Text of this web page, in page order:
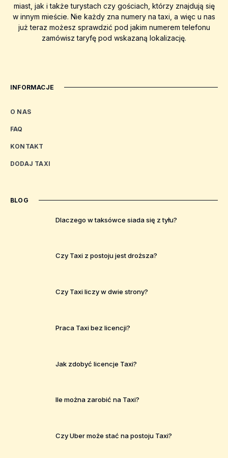
miast, jak i także turystach czy gościach, którzy znajdują się
w innym mieście. Nie każdy zna numery na taxi, a więc u nas
już teraz możesz sprawdzić pod jakim numerem telefonu
zamówisz taryfę pod wskazaną lokalizację.
INFORMACJE
O NAS
FAQ
KONTAKT
DODAJ TAXI
BLOG
Dlaczego w taksówce siada się z tyłu?
Czy Taxi z postoju jest droższa?
Czy Taxi liczy w dwie strony?
Praca Taxi bez licencji?
Jak zdobyć licencje Taxi?
Ile można zarobić na Taxi?
Czy Uber może stać na postoju Taxi?